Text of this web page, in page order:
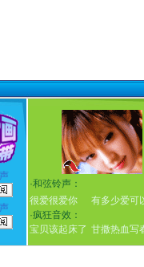
·和弦铃声：
很爱很爱你
有多少爱可
·疯狂音效：
宝贝该起床了 甘撒热血写